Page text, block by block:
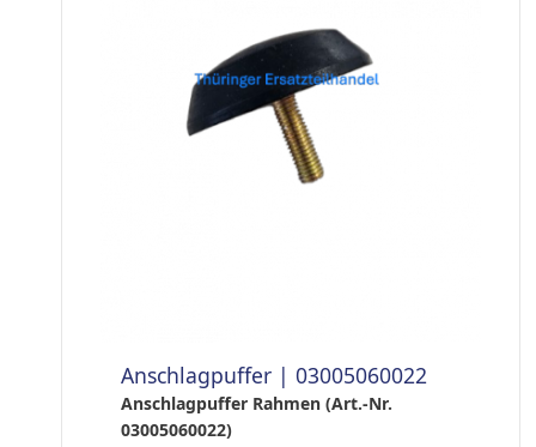
Anschlagpuffer | 03005060022
Anschlagpuffer Rahmen (Art.-Nr.
03005060022)